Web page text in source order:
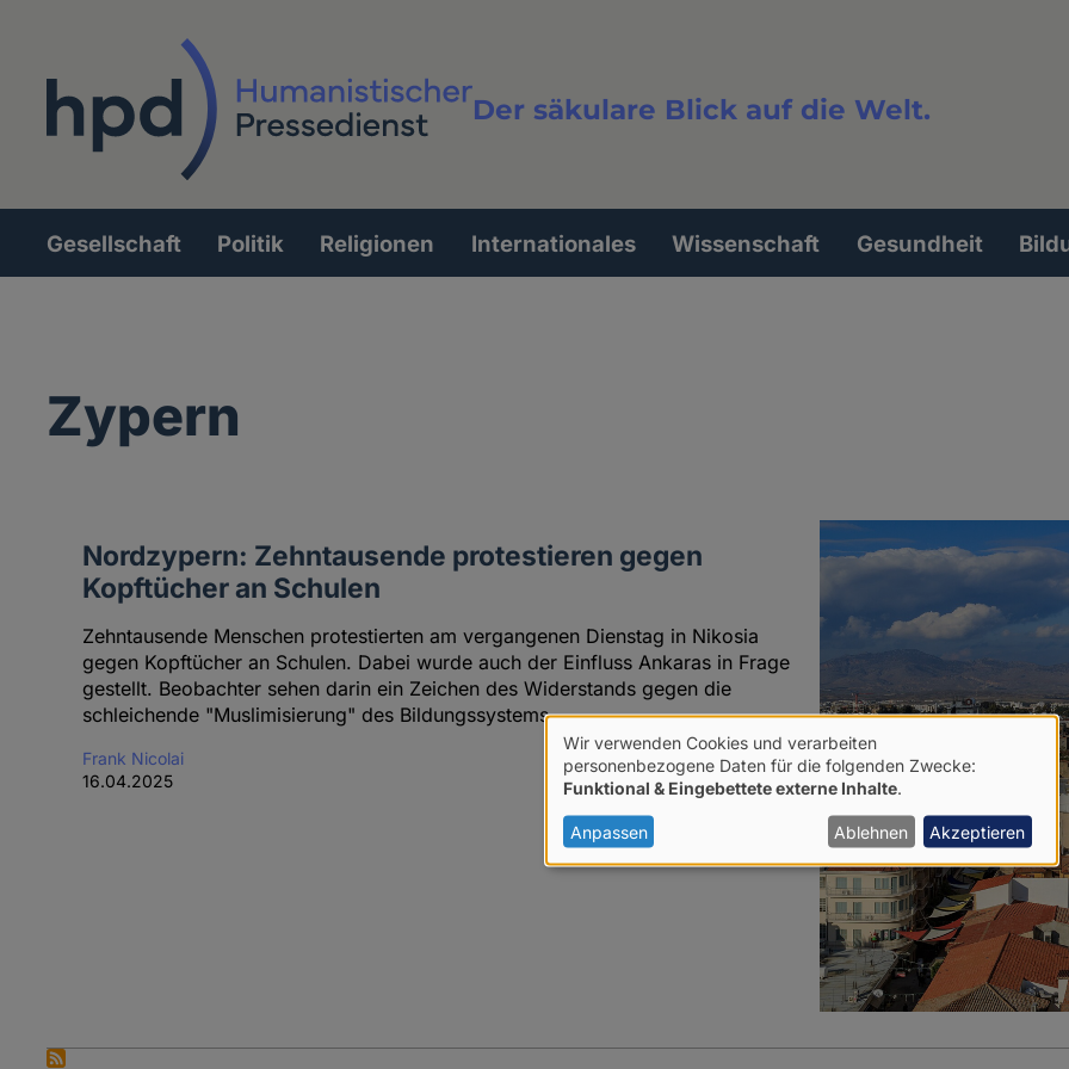
Der säkulare Blick auf die Welt.
Volltextsuche
Hauptnavigation
Gesellschaft Politik Religionen Internationales Wissenschaft Gesundheit
Zypern
Nordzypern: Zehntausende protestieren gegen
Kopftücher an Schulen
Zehntausende Menschen protestierten am vergangenen Dienstag in Nikosia
gegen Kopftücher an Schulen. Dabei wurde auch der Einfluss Ankaras in Frage
gestellt. Beobachter sehen darin ein Zeichen des Widerstands gegen die
schleichende "Muslimisierung" des Bildungssystems.
Frank Nicolai
16.04.2025
Verwendung
von
personenbezogenen
Daten
Wir verwenden Cookies und verarbeiten
personenbezogene Daten für die folgenden Zwecke:
Funktional & Eingebettete externe Inhalte.
Anpassen Ablehnen Akzeptieren